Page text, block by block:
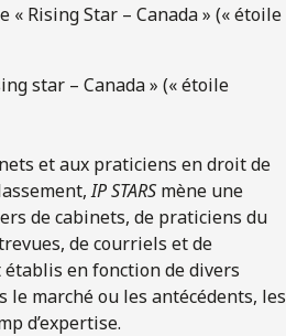
« Rising Star – Canada » (« étoile
star – Canada » (« étoile
et aux praticiens en droit de
IP STARS mène une
de cabinets, de praticiens du
de courriels et de
établis en fonction de divers
le marché ou les antécédents, les
d’expertise.